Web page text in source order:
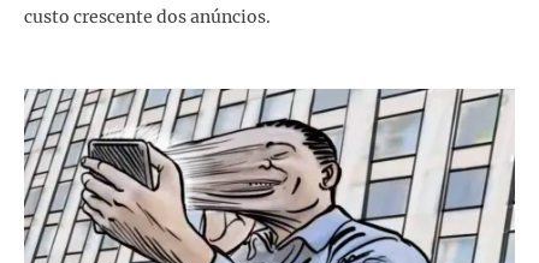
custo crescente dos anúncios.